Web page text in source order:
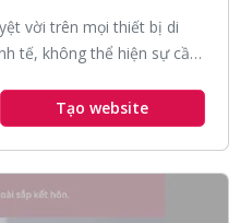
vời trên mọi thiết bị di
tế, không thể hiện sự cầu
Tạo website